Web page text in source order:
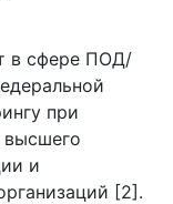
в сфере ПОД/
при
и
[2].